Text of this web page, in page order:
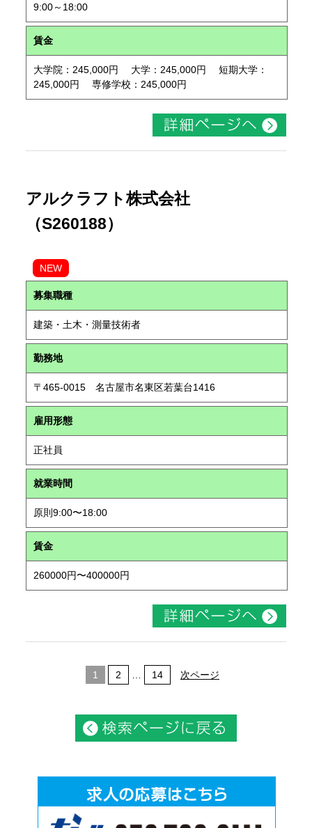
9:00～18:00
賃金
大学院：245,000円 大学：245,000円 短期大学：
245,000円 専修学校：245,000円
アルクラフト株式会社
（S260188）
NEW
募集職種
建築・土木・測量技術者
勤務地
〒465-0015 名古屋市名東区若葉台1416
雇用形態
正社員
就業時間
原則9:00〜18:00
賃金
260000円〜400000円
1 2 14 次ページ